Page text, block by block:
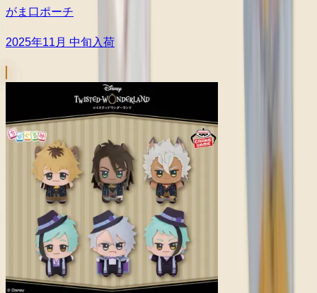
がま口ポーチ
2025年11月 中旬入荷